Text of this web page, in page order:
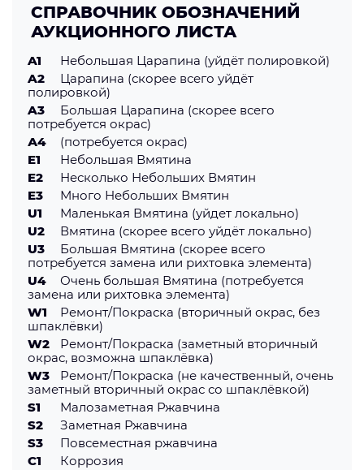
СПРАВОЧНИК ОБОЗНАЧЕНИЙ
АУКЦИОННОГО ЛИСТА
A1
Небольшая Царапина (уйдёт полировкой)
A2
Царапина (скорее всего уйдёт
полировкой)
A3
Большая Царапина (скорее всего
потребуется окрас)
А4
(потребуется окрас)
E1
Небольшая Вмятина
E2
Несколько Небольших Вмятин
E3
Много Небольших Вмятин
U1
Маленькая Вмятина (уйдет локально)
U2
Вмятина (скорее всего уйдёт локально)
U3
Большая Вмятина (скорее всего
потребуется замена или рихтовка элемента)
U4
Очень большая Вмятина (потребуется
замена или рихтовка элемента)
W1
Ремонт/Покраска (вторичный окрас, без
шпаклёвки)
W2
Ремонт/Покраска (заметный вторичный
окрас, возможна шпаклёвка)
W3
Ремонт/Покраска (не качественный, очень
заметный вторичный окрас со шпаклёвкой)
S1
Малозаметная Ржавчина
S2
Заметная Ржавчина
S3
Повсеместная ржавчина
C1
Коррозия